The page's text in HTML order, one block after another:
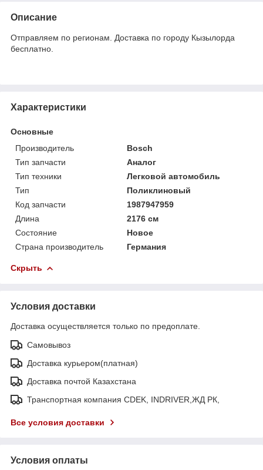
Описание
Отправляем по регионам. Доставка по городу Кызылорда
бесплатно.
Характеристики
Основные
Производитель
Bosch
Тип запчасти
Аналог
Тип техники
Легковой автомобиль
Тип
Поликлиновый
Код запчасти
1987947959
Длина
2176 см
Состояние
Новое
Страна производитель
Германия
Скрыть
Условия доставки
Доставка осуществляется только по предоплате.
Самовывоз
Доставка курьером(платная)
Доставка почтой Казахстана
Транспортная компания CDEK, INDRIVER,ЖД РК,
Все условия доставки
Условия оплаты